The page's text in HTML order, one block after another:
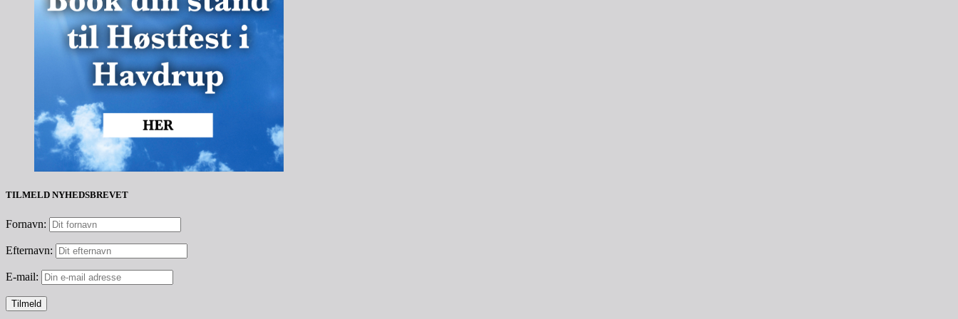
TILMELD NYHEDSBREVET
Fornavn:
Efternavn:
E-mail: